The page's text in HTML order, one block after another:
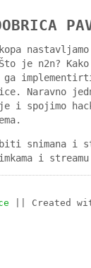
je n2n?
Naravno
i spojimo
snimana i
i streamu
|| Created